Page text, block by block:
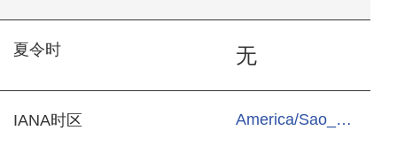
夏令时 无
IANA时区 America/Sao_Paulo